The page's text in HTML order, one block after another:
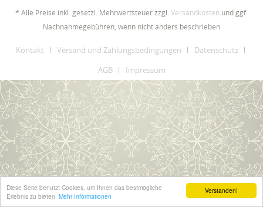
Verstanden!
Diese Seite benutzt Cookies, um Ihnen das bestmögliche
Erlebnis zu bieten. Mehr Informationen
* Alle Preise inkl. gesetzl. Mehrwertsteuer zzgl. Versandkosten und ggf.
Nachnahmegebühren, wenn nicht anders beschrieben
Kontakt Versand und Zahlungsbedingungen
Datenschutz
AGB
Impressum